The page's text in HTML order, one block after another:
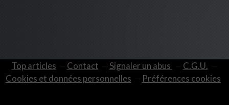
Top articles Contact Signaler un abus
C.G.U.
Cookies et données personnelles
Préférences cookies